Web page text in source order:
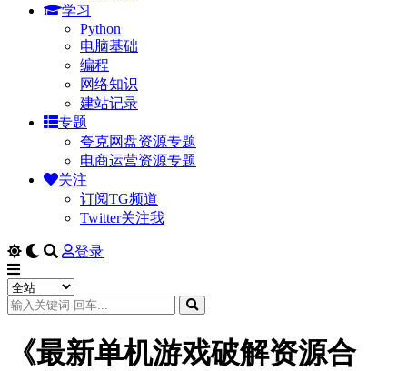
学习
Python
电脑基础
编程
网络知识
建站记录
专题
夸克网盘资源专题
电商运营资源专题
关注
订阅TG频道
Twitter关注我
登录
《最新单机游戏破解资源合